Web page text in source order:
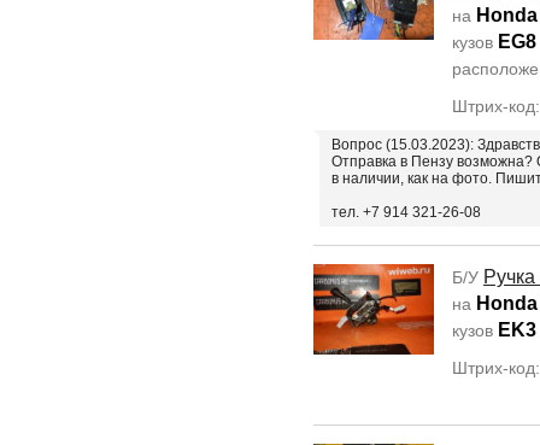
на
кузов EG8
Штрих-
Вопрос (15.03.2023):
Отправка в Пензу возможна?
в наличии, как на фото.
тел. +7 914 321-26-08
Б/У
на
кузов EK3
Штрих-